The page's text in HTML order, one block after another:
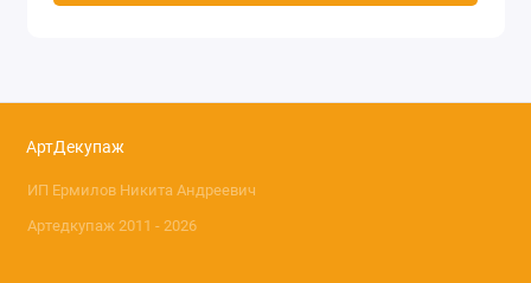
АртДекупаж
ИП Ермилов Никита Андреевич
Артедкупаж 2011 - 2026